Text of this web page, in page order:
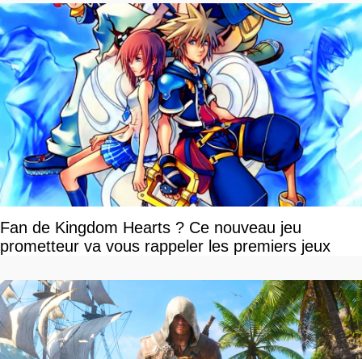
Fan de Kingdom Hearts ? Ce nouveau jeu
prometteur va vous rappeler les premiers jeux